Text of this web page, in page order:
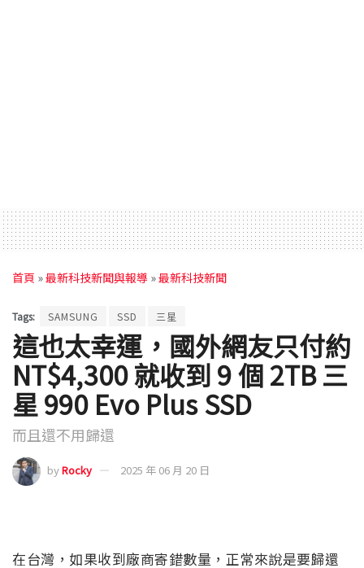
首頁 »最新科技新聞與報導 »最新科技新聞
Tags: SAMSUNG SSD 三星
這也太幸運，國外網友只付約
NT$4,300 就收到 9 個 2TB 三
星 990 Evo Plus SSD
而且還不用歸還
byRocky 2025 年 06 月 20 日
在台灣，如果收到廠商寄錯數量，正常來說是要歸還